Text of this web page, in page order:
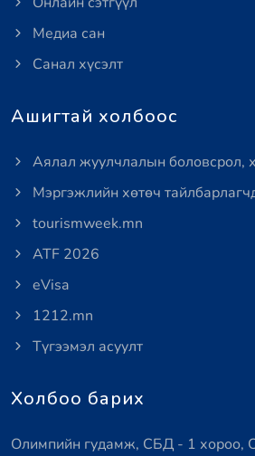
Медиа сан
Санал хүсэлт
Ашигтай холбоос
Аялал жуулчлалын боловсрол,
Мэргэжлийн хөтөч
tourismweek.mn
ATF 2026
eVisa
1212.mn
Түгээмэл асуулт
Холбоо барих
Олимпийн гудамж, СБД - 1 хороо,